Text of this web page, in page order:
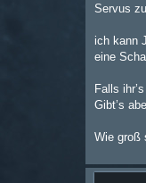
i
a
Servus
ich kann
eine
Falls
Gibt’s
Wie groß